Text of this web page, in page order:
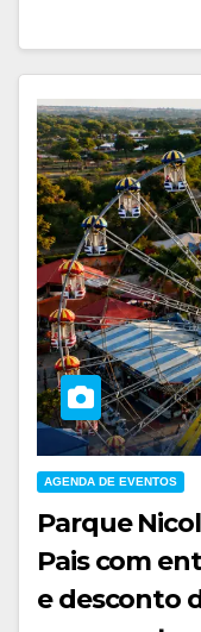
AGENDA DE EVENTOS
Parque
Pais com
e desconto